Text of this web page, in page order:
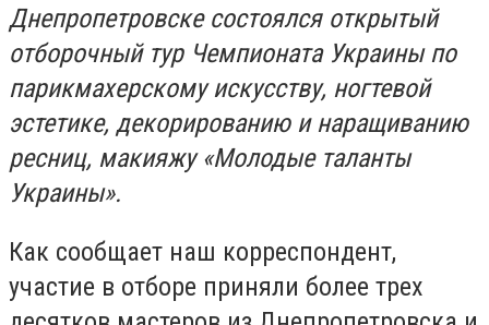
Днепропетровске состоялся открытый
отборочный тур Чемпионата Украины по
парикмахерскому искусству, ногтевой
эстетике, декорированию и наращиванию
ресниц, макияжу «Молодые таланты
Украины».
Как сообщает наш корреспондент,
участие в отборе приняли более трех